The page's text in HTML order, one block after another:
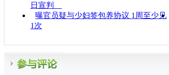
日宣判
曝官员疑与少妇签包养协议 1周至少见
1次